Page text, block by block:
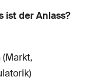
ist der Anlass?